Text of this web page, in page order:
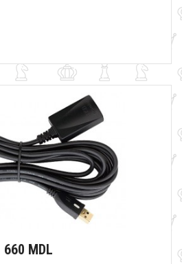
660 MDL